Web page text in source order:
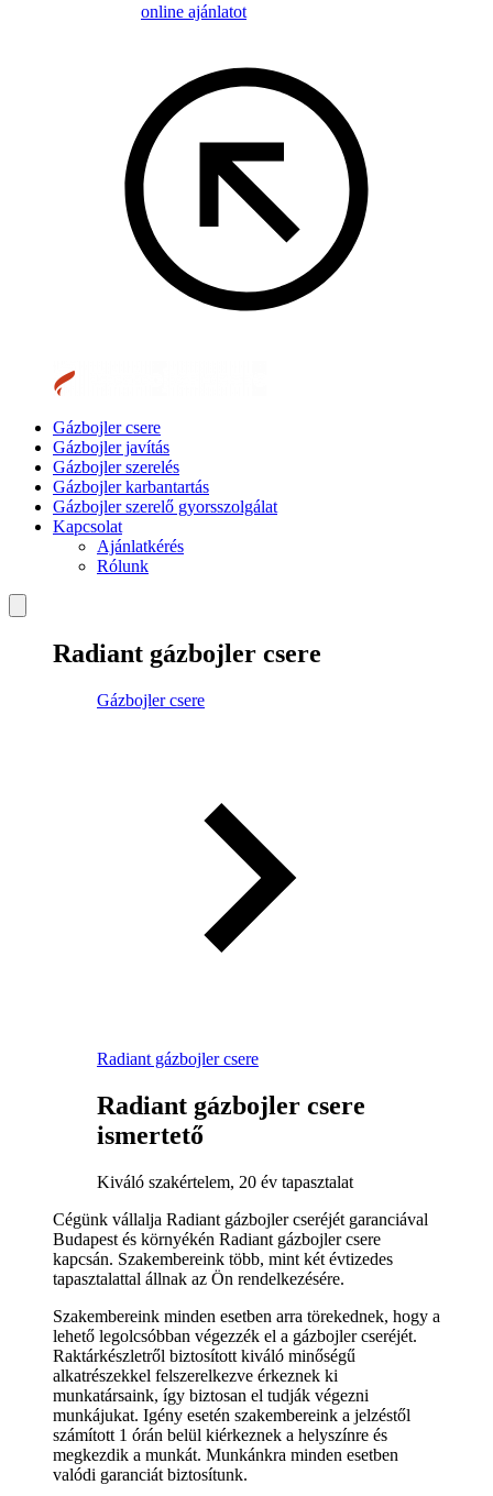
online ajánlatot
Gázbojler csere
Gázbojler javítás
Gázbojler szerelés
Gázbojler karbantartás
Gázbojler szerelő gyorsszolgálat
Kapcsolat
Ajánlatkérés
Rólunk
Radiant gázbojler csere
Gázbojler csere
Radiant gázbojler csere
Radiant gázbojler csere
ismertető
Kiváló szakértelem, 20 év tapasztalat
Cégünk vállalja Radiant gázbojler cseréjét garanciával
Budapest és környékén Radiant gázbojler csere
kapcsán. Szakembereink több, mint két évtizedes
tapasztalattal állnak az Ön rendelkezésére.
Szakembereink minden esetben arra törekednek, hogy a
lehető legolcsóbban végezzék el a gázbojler cseréjét.
Raktárkészletről biztosított kiváló minőségű
alkatrészekkel felszerelkezve érkeznek ki
munkatársaink, így biztosan el tudják végezni
munkájukat. Igény esetén szakembereink a jelzéstől
számított 1 órán belül kiérkeznek a helyszínre és
megkezdik a munkát. Munkánkra minden esetben
valódi garanciát biztosítunk.